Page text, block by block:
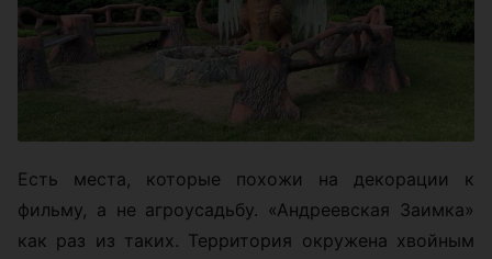
Есть места, которые похожи на декорации к
фильму, а не агроусадьбу. «Андреевская Заимка»
как раз из таких. Территория окружена хвойным